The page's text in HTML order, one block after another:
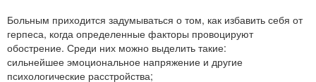
Больным приходится задумываться о том, как избавить себя от
герпеса, когда определенные факторы провоцируют
обострение. Среди них можно выделить такие:
сильнейшее эмоциональное напряжение и другие
психологические расстройства;